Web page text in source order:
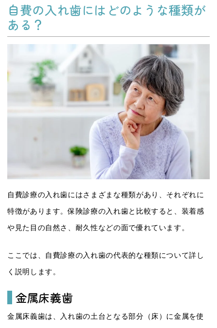
自費の入れ歯にはどのような種類が
ある？
自費診療の入れ歯にはさまざまな種類があり、それぞれに
特徴があります。保険診療の入れ歯と比較すると、装着感
や見た目の自然さ、耐久性などの面で優れています。
ここでは、自費診療の入れ歯の代表的な種類について詳し
く説明します。
金属床義歯
金属床義歯は、入れ歯の土台となる部分（床）に金属を使